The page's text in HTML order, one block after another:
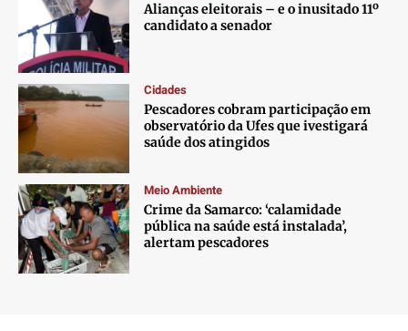
Alianças eleitorais – e o inusitado 11º
candidato a senador
Cidades
Pescadores cobram participação em
observatório da Ufes que ivestigará
saúde dos atingidos
Meio Ambiente
Crime da Samarco: ‘calamidade
pública na saúde está instalada’,
alertam pescadores